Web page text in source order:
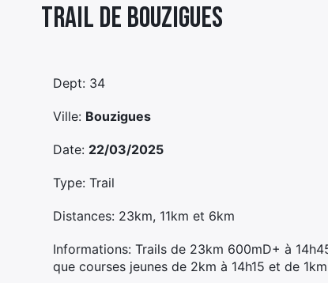
Trail De Bouzigues
Dept: 34
Ville: Bouzigues
Date: 22/03/2025
Type: Trail
Distances: 23km, 11km et 6km
Informations: Trails de 23km 600mD+ à
que courses jeunes de 2km à 14h15 et de 1km